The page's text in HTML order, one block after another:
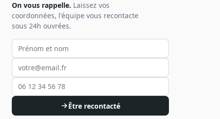
On vous rappelle. Laissez vos
coordonnées, l'équipe vous recontacte
sous 24h ouvrées.
Votre prénom et nom
Votre email
Votre téléphone
Être recontacté